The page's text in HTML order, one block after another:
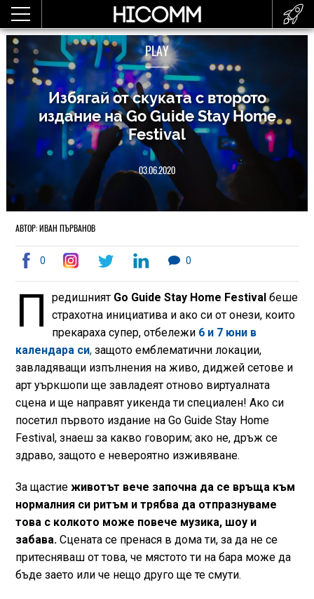
PLAY
Избягай от скуката с второто
издание на Go Guide Stay Home
Festival
03.06.2020
АВТОР: ИВАН ПЪРВАНОВ
0 0
П редишният Go Guide Stay Home Festival беше
страхотна инициатива и ако си от онези, които
прекараха супер, отбележи 6 и 7 юни в
календара си,защото емблематични локации,
завладяващи изпълнения на живо, диджей сетове и
арт уъркшопи ще завладеят отново виртуалната
сцена и ще направят уикенда ти специален! Ако си
посетил първото издание на Go Guide Stay Home
Festival, знаеш за какво говорим; ако не, дръж се
здраво, защото е невероятно изживяване.
За щастие животът вече започна да се връща към
нормалния си ритъм и трябва да отпразнуваме
това с колкото може повече музика, шоу и
забава.Сцената се пренася в дома ти, за да не се
притесняваш от това, че мястото ти на бара може да
бъде заето или че нещо друго ще те смути.